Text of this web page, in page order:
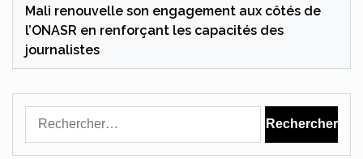
Mali renouvelle son engagement aux côtés de
l’ONASR en renforçant les capacités des
journalistes